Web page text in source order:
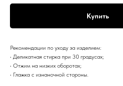
Купить
Рекомендации по уходу за изделием:
• Деликатная стирка при 30 градусах;
• Отжим на низких оборотах;
• Глажка с изнаночной стороны.